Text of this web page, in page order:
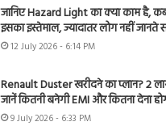
जानिए Hazard Light का क्या काम है,
इसका इस्तेमाल, ज्यादातर लोग नहीं जानते
12 July 2026 - 6:14 PM
Renault Duster खरीदने का प्लान? 2
जानें कितनी बनेगी EMI और कितना देना
9 July 2026 - 6:33 PM